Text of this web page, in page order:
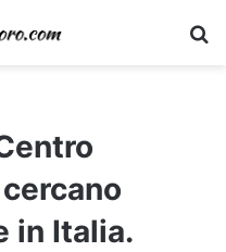
in Italia.